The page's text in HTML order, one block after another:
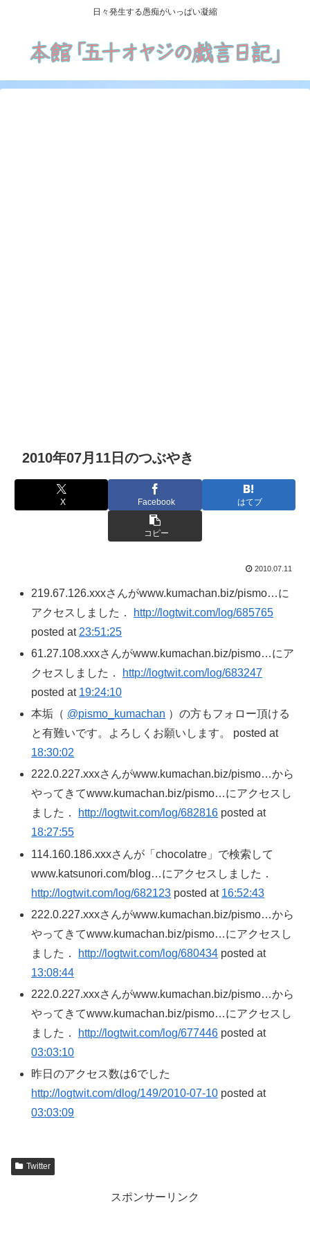
日々発生する愚痴がいっぱい凝縮
2010年07月11日のつぶやき
X Facebook はてブ
コピー
2010.07.11
219.67.126.xxxさんがwww.kumachan.biz/pismo…に
アクセスしました．
http://logtwit.com/log/685765
posted at 23:51:25
61.27.108.xxxさんがwww.kumachan.biz/pismo…にア
クセスしました．
http://logtwit.com/log/683247
posted at 19:24:10
本垢（ @pismo_kumachan ）の方もフォロー頂ける
と有難いです。よろしくお願いします。 posted at
18:30:02
222.0.227.xxxさんがwww.kumachan.biz/pismo…から
やってきてwww.kumachan.biz/pismo…にアクセスし
ました．
http://logtwit.com/log/682816 posted at
18:27:55
114.160.186.xxxさんが「chocolatre」で検索して
www.katsunori.com/blog…にアクセスしました．
http://logtwit.com/log/682123 posted at 16:52:43
222.0.227.xxxさんがwww.kumachan.biz/pismo…から
やってきてwww.kumachan.biz/pismo…にアクセスし
ました．
http://logtwit.com/log/680434 posted at
13:08:44
222.0.227.xxxさんがwww.kumachan.biz/pismo…から
やってきてwww.kumachan.biz/pismo…にアクセスし
ました．
http://logtwit.com/log/677446 posted at
03:03:10
昨日のアクセス数は6でした
http://logtwit.com/dlog/149/2010-07-10 posted at
03:03:09
Twitter
スポンサーリンク